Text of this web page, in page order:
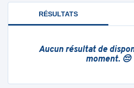
RÉSULTATS
Aucun résultat de
moment. 😔